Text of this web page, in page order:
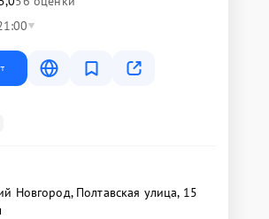
Новгород, Полтавская улица, 15